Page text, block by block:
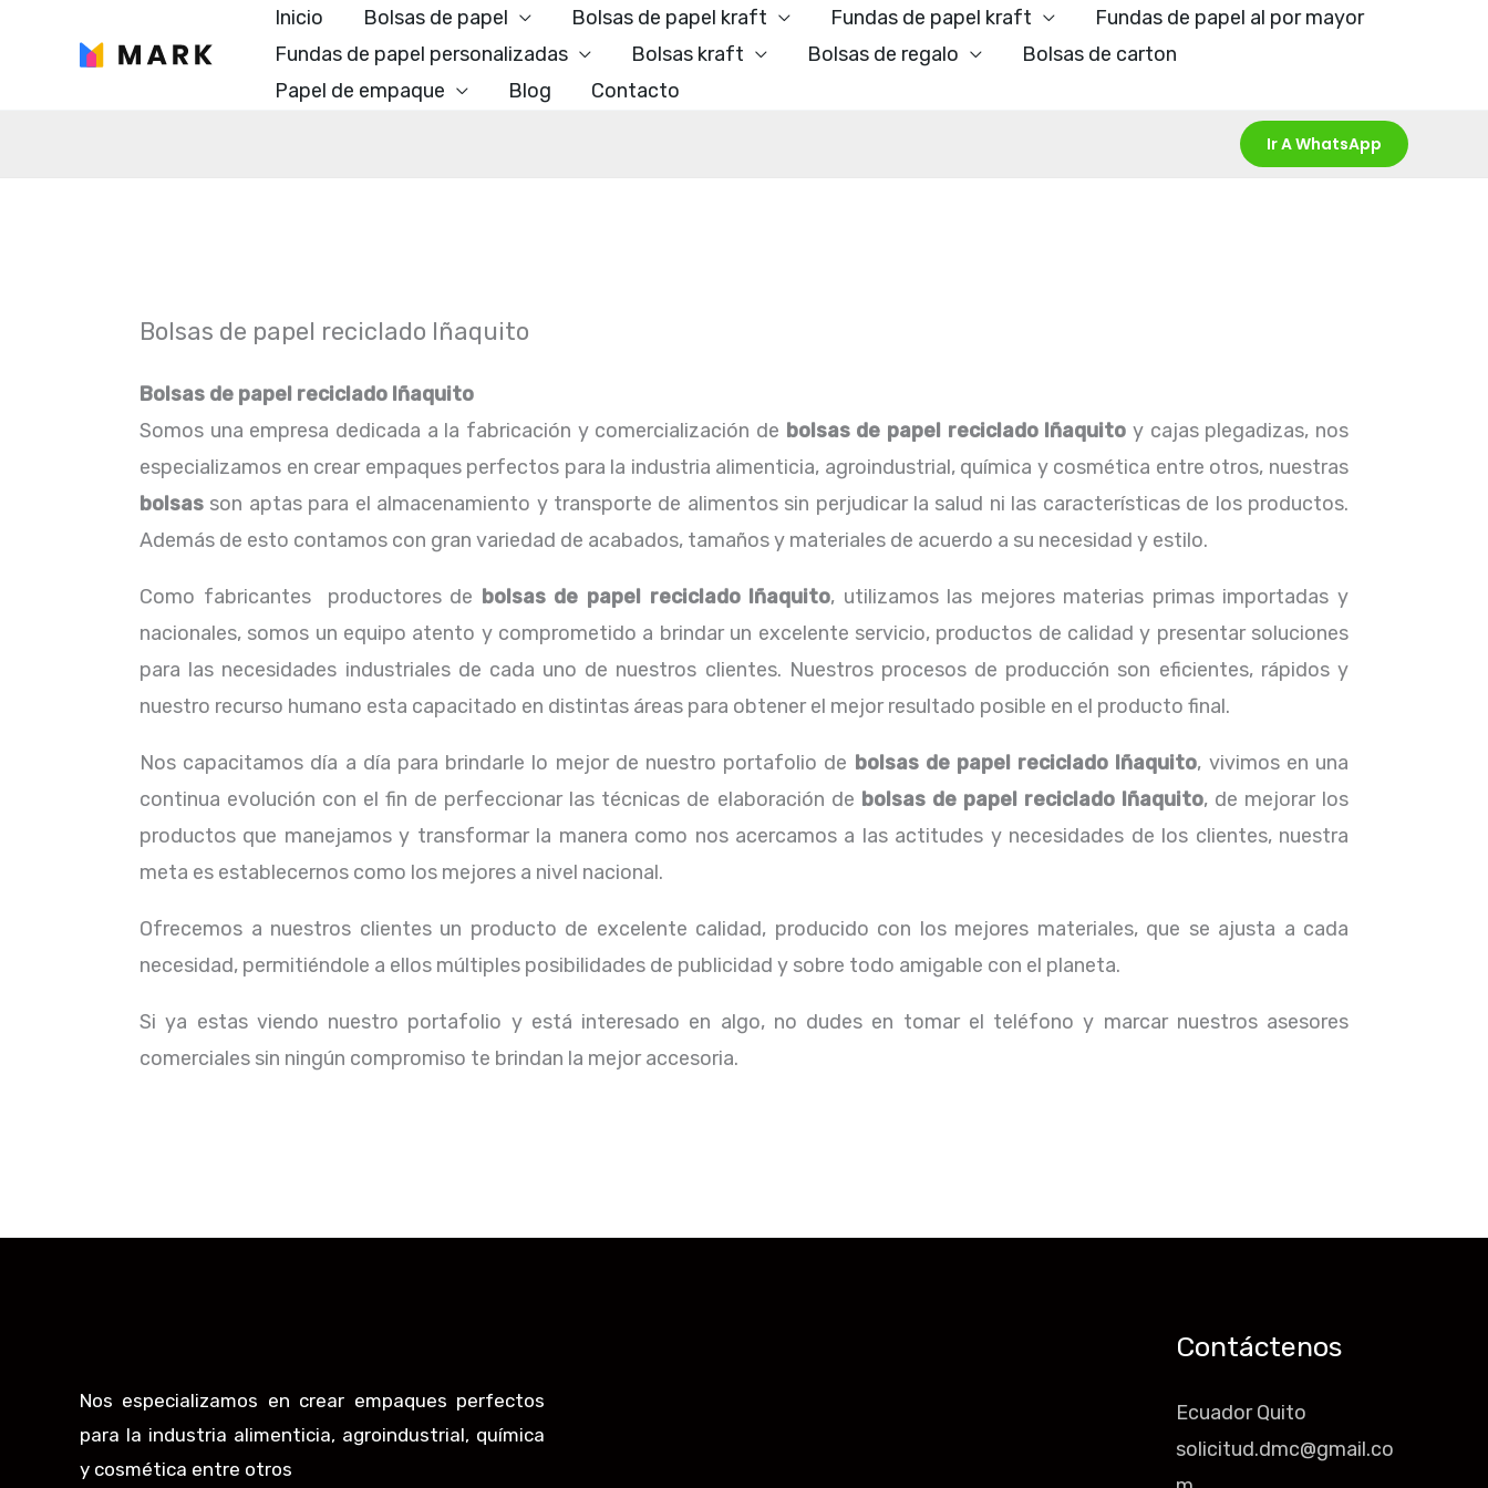
Inicio Bolsas de papel Bolsas de papel kraft Fundas de papel kraft
Fundas de papel al por mayor
Fundas de papel personalizadas
Bolsas kraft Bolsas de regalo
Bolsas de carton
Papel de empaque
Blog Contacto
Ir A WhatsApp
Bolsas de papel reciclado Iñaquito
Bolsas de papel reciclado Iñaquito
Somos una empresa dedicada a la fabricación y comercialización de bolsas de papel reciclado Iñaquito y cajas plegadizas, nos
especializamos en crear empaques perfectos para la industria alimenticia, agroindustrial, química y cosmética entre otros, nuestras
bolsas son aptas para el almacenamiento y transporte de alimentos sin perjudicar la salud ni las características de los productos.
Además de esto contamos con gran variedad de acabados, tamaños y materiales de acuerdo a su necesidad y estilo.
Como fabricantes productores de bolsas de papel reciclado Iñaquito, utilizamos las mejores materias primas importadas y
nacionales, somos un equipo atento y comprometido a brindar un excelente servicio, productos de calidad y presentar soluciones
para las necesidades industriales de cada uno de nuestros clientes. Nuestros procesos de producción son eficientes, rápidos y
nuestro recurso humano esta capacitado en distintas áreas para obtener el mejor resultado posible en el producto final.
Nos capacitamos día a día para brindarle lo mejor de nuestro portafolio de bolsas de papel reciclado Iñaquito, vivimos en una
continua evolución con el fin de perfeccionar las técnicas de elaboración de bolsas de papel reciclado Iñaquito, de mejorar los
productos que manejamos y transformar la manera como nos acercamos a las actitudes y necesidades de los clientes, nuestra
meta es establecernos como los mejores a nivel nacional.
Ofrecemos a nuestros clientes un producto de excelente calidad, producido con los mejores materiales, que se ajusta a cada
necesidad, permitiéndole a ellos múltiples posibilidades de publicidad y sobre todo amigable con el planeta.
Si ya estas viendo nuestro portafolio y está interesado en algo, no dudes en tomar el teléfono y marcar nuestros asesores
comerciales sin ningún compromiso te brindan la mejor accesoria.
Nos especializamos en crear empaques perfectos
para la industria alimenticia, agroindustrial, química
y cosmética entre otros
Contáctenos
Ecuador Quito
solicitud.dmc@gmail.co